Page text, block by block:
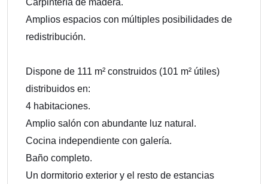
Carpintería de madera.
Amplios espacios con múltiples posibilidades de
redistribución.
Dispone de 111 m² construidos (101 m² útiles)
distribuidos en:
4 habitaciones.
Amplio salón con abundante luz natural.
Cocina independiente con galería.
Baño completo.
Un dormitorio exterior y el resto de estancias